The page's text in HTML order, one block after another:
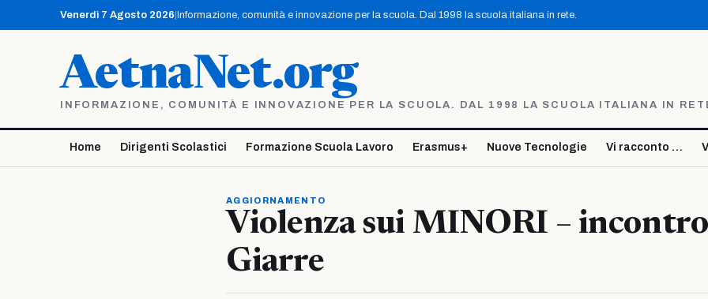
contenuto
Venerdì 7 Agosto 2026 Informazione, comunità e innovazione per la scuola. Dal 1998 la scuola italiana in rete.
AetnaNet.org
INFORMAZIONE, COMUNITÀ E INNOVAZIONE PER LA SCUOLA. DAL 1998 LA SCUOLA ITALIANA IN
Home Dirigenti Scolastici Formazione Scuola Lavoro Erasmus+ Nuove Tecnologie Vi racconto …
AGGIORNAMENTO
Violenza sui MINORI –
Giarre